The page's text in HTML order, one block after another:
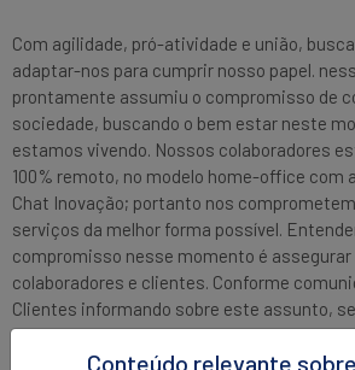
Com agilidade, pró-atividade e união,
adaptar-nos para cumprir nosso papel.
prontamente assumiu o compromisso de
sociedade, buscando o bem estar neste
estamos vivendo. Nossos colaboradores
100% remoto, no modelo home-office com
Chat Inovação; portanto nos
serviços da melhor forma possível.
compromisso nesse momento é assegurar
colaboradores e clientes. Conforme
Clientes informando sobre este assunto,
firmes nesse propósito.
Conteúdo relevante